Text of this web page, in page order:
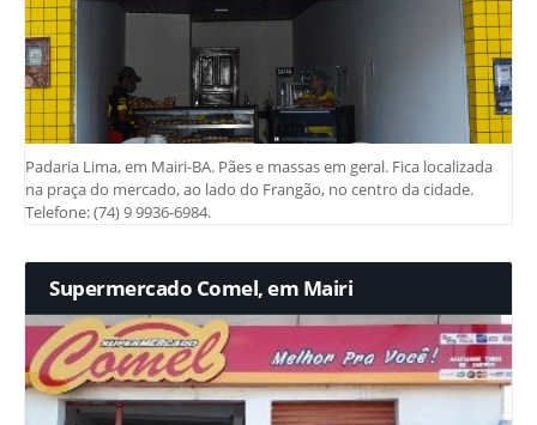
Padaria Lima, em Mairi-BA. Pães e massas em geral. Fica localizada
na praça do mercado, ao lado do Frangão, no centro da cidade.
Telefone: (74) 9 9936-6984.
Supermercado Comel, em Mairi